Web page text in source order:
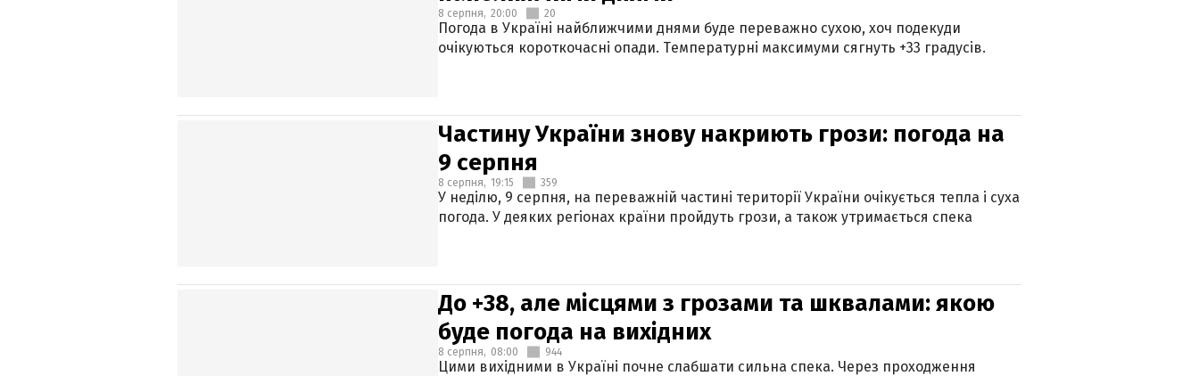
8 серпня, 20:00 20
Погода в Україні найближчими днями буде переважно сухою, хоч подекуди
очікуються короткочасні опади. Температурні максимуми сягнуть +33 градусів.
Частину України знову накриють грози: погода на
9 серпня
8 серпня, 19:15 359
У неділю, 9 серпня, на переважній частині території України очікується тепла і суха
погода. У деяких регіонах країни пройдуть грози, а також утримається спека
До +38, але місцями з грозами та шквалами: якою
буде погода на вихідних
8 серпня, 08:00 944
Цими вихідними в Україні почне слабшати сильна спека. Через проходження